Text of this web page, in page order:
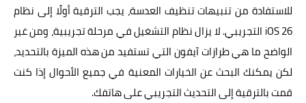
للاستفادة من تنبيهات تنظيف العدسة، يجب الترقية أولًا إلى نظام
iOS 26 التجريبي. لا يزال نظام التشغيل في مرحلة تجريبية، ومن غير
الواضح ما هي طرازات آيفون التي تستفيد من هذه الميزة بالتحديد،
لكن يمكنك البحث عن الخيارات المعنية في جميع الأحوال إذا كنت
قمت بالترقية إلى التحديث التجريبي على هاتفك.